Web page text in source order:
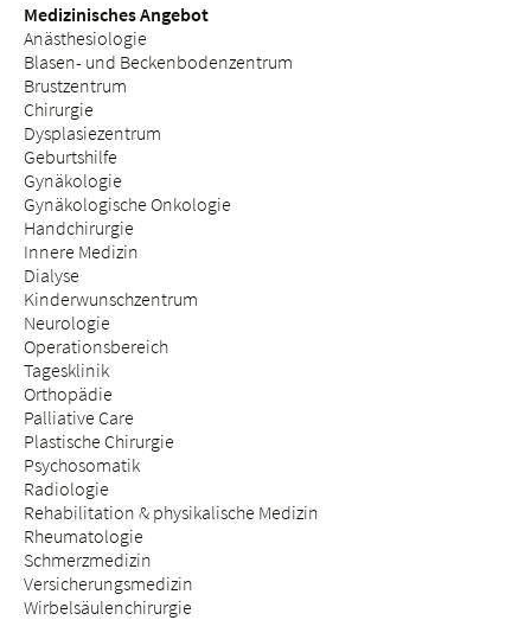
Medizinisches Angebot
Anästhesiologie
Blasen- und Beckenbodenzentrum
Brustzentrum
Chirurgie
Dysplasiezentrum
Geburtshilfe
Gynäkologie
Gynäkologische Onkologie
Handchirurgie
Innere Medizin
Dialyse
Kinderwunschzentrum
Neurologie
Operationsbereich
Tagesklinik
Orthopädie
Palliative Care
Plastische Chirurgie
Psychosomatik
Radiologie
Rehabilitation & physikalische Medizin
Rheumatologie
Schmerzmedizin
Versicherungsmedizin
Wirbelsäulenchirurgie